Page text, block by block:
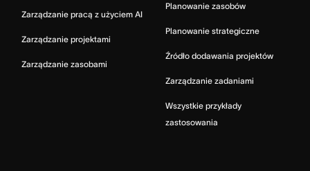
Zarządzanie pracą z użyciem AI
Zarządzanie projektami
Zarządzanie zasobami
Planowanie zasobów
Planowanie strategiczne
Źródło dodawania projektów
Zarządzanie zadaniami
Wszystkie przykłady
zastosowania